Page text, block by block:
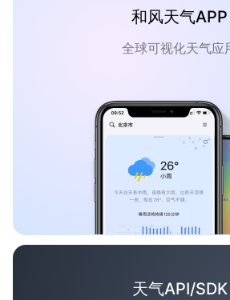
和风天气APP
全球可视化天气应
天气API/SDK